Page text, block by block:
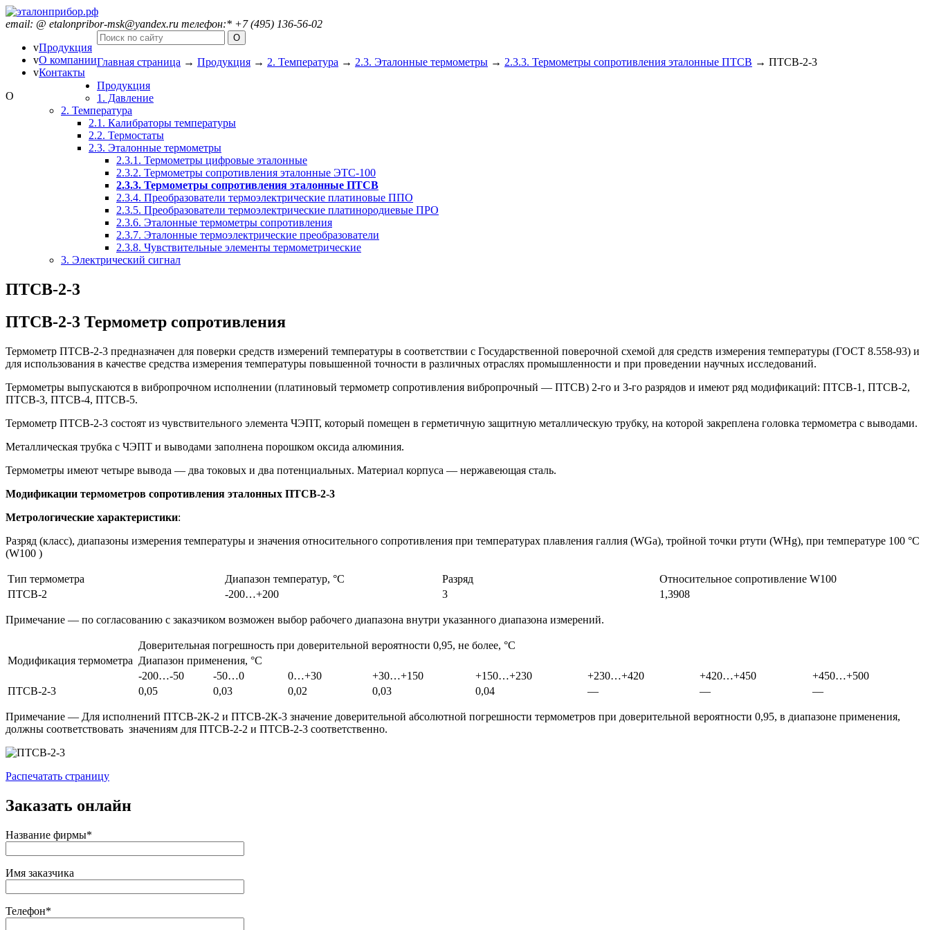
email: @ etalonpribor-msk@yandex.ru телефон:* +7 (495) 136-56-02
vПродукция
vО компании
vКонтакты
O
Главная страница → Продукция → 2. Температура → 2.3. Эталонные термометры → 2.3.3. Термометры сопротивления эталонные ПТСВ → ПТСВ-2-3
Продукция
1. Давление
2. Температура
2.1. Калибраторы температуры
2.2. Термостаты
2.3. Эталонные термометры
2.3.1. Термометры цифровые эталонные
2.3.2. Термометры сопротивления эталонные ЭТС-100
2.3.3. Термометры сопротивления эталонные ПТСВ
2.3.4. Преобразователи термоэлектрические платиновые ППО
2.3.5. Преобразователи термоэлектрические платинородиевые ПРО
2.3.6. Эталонные термометры сопротивления
2.3.7. Эталонные термоэлектрические преобразователи
2.3.8. Чувствительные элементы термометрические
3. Электрический сигнал
ПТСВ-2-3
ПТСВ-2-3 Термометр сопротивления
Термометр ПТСВ-2-3 предназначен для поверки средств измерений температуры в соответствии с Государственной поверочной схемой для средств измерения температуры (ГОСТ 8.558-93) и
для использования в качестве средства измерения температуры повышенной точности в различных отраслях промышленности и при проведении научных исследований.
Термометры выпускаются в вибропрочном исполнении (платиновый термометр сопротивления вибропрочный — ПТСВ) 2-го и 3-го разрядов и имеют ряд модификаций: ПТСВ-1, ПТСВ-2,
ПТСВ-3, ПТСВ-4, ПТСВ-5.
Термометр ПТСВ-2-3 состоят из чувствительного элемента ЧЭПТ, который помещен в герметичную защитную металлическую трубку, на которой закреплена головка термометра с выводами.
Металлическая трубка с ЧЭПТ и выводами заполнена порошком оксида алюминия.
Термометры имеют четыре вывода — два токовых и два потенциальных. Материал корпуса — нержавеющая сталь.
Модификации термометров сопротивления эталонных ПТСВ-2-3
Метрологические характеристики:
Разряд (класс), диапазоны измерения температуры и значения относительного сопротивления при температурах плавления галлия (WGa), тройной точки ртути (WHg), при температуре 100 °С
(W100 )
Тип термометра Диапазон температур, °С Разряд
Относительное сопротивление W100
ПТСВ-2
-200…+200 3 1,3908
Примечание — по согласованию с заказчиком возможен выбор рабочего диапазона внутри указанного диапазона измерений.
Модификация термометра
Доверительная погрешность при доверительной вероятности 0,95, не более, °С
Диапазон применения, °С
-200…-50
-50…0 0…+30 +30…+150 +150…+230 +230…+420 +420…+450
+450…+500
ПТСВ-2-3
0,05 0,03 0,02 0,03 0,04 — — —
Примечание — Для исполнений ПТСВ-2К-2 и ПТСВ-2К-3 значение доверительной абсолютной погрешности термометров при доверительной вероятности 0,95, в диапазоне применения,
должны соответствовать значениям для ПТСВ-2-2 и ПТСВ-2-3 соответственно.
Распечатать страницу
Заказать онлайн
Название фирмы*
Имя заказчика
Телефон*